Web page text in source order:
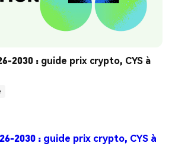
2030 : guide prix crypto, CYS à
2030 : guide prix crypto, CYS à